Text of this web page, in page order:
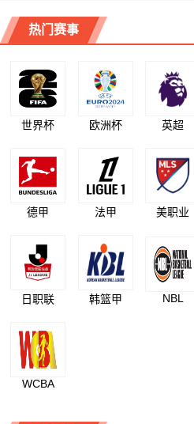
热门赛事
世界杯 欧洲杯 英超
德甲 法甲 美职业
日职联 韩篮甲 NBL
WCBA